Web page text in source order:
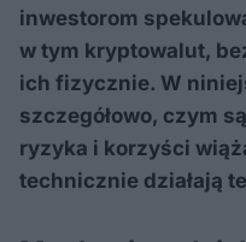
inwestorom
w tym kryptowalut,
ich fizycznie. W
szczegółowo, czym
ryzyka i korzyści
technicznie działają